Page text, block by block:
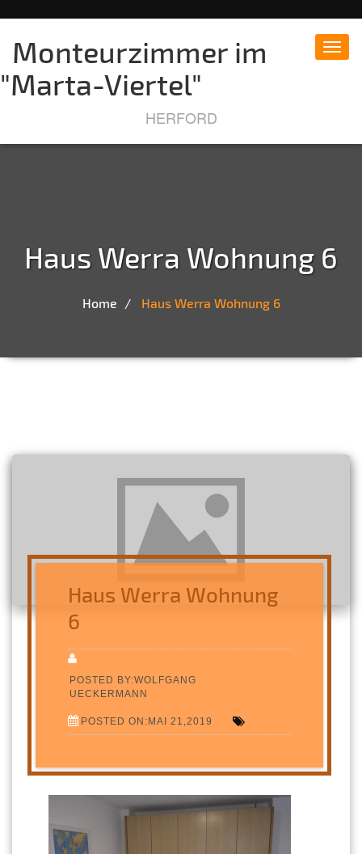
Monteurzimmer im
"Marta-Viertel"
HERFORD
Haus Werra Wohnung 6
Home Haus Werra Wohnung 6
Haus Werra Wohnung
6
POSTED BY:WOLFGANG
UECKERMANN
POSTED ON:MAI 21,2019